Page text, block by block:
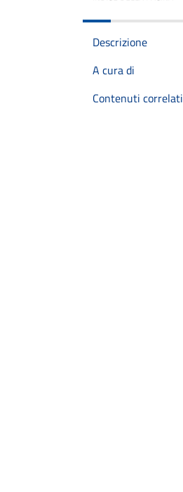
Descrizione
A cura di
Contenuti correlati